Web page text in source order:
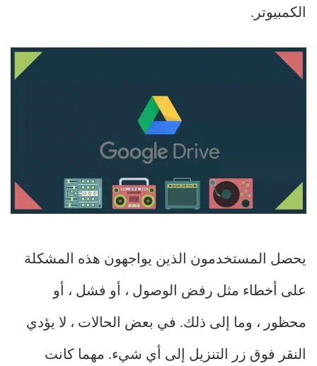
الكمبيوتر.
يحصل المستخدمون الذين يواجهون هذه المشكلة
على أخطاء مثل رفض الوصول ، أو فشل ، أو
محظور ، وما إلى ذلك. في بعض الحالات ، لا يؤدي
النقر فوق زر التنزيل إلى أي شيء. مهما كانت